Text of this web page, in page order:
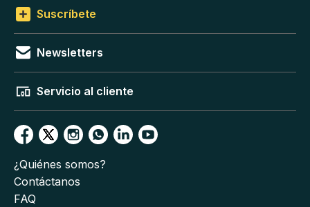
Suscríbete
Newsletters
Servicio al cliente
¿Quiénes somos?
Contáctanos
FAQ